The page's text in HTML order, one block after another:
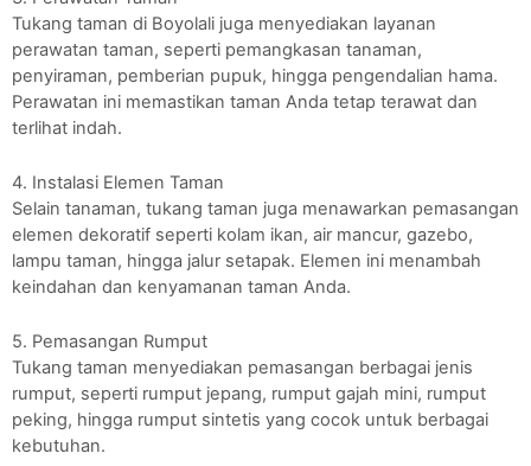
Tukang taman di Boyolali juga menyediakan layanan
perawatan taman, seperti pemangkasan tanaman,
penyiraman, pemberian pupuk, hingga pengendalian hama.
Perawatan ini memastikan taman Anda tetap terawat dan
terlihat indah.
4. Instalasi Elemen Taman
Selain tanaman, tukang taman juga menawarkan pemasangan
elemen dekoratif seperti kolam ikan, air mancur, gazebo,
lampu taman, hingga jalur setapak. Elemen ini menambah
keindahan dan kenyamanan taman Anda.
5. Pemasangan Rumput
Tukang taman menyediakan pemasangan berbagai jenis
rumput, seperti rumput jepang, rumput gajah mini, rumput
peking, hingga rumput sintetis yang cocok untuk berbagai
kebutuhan.